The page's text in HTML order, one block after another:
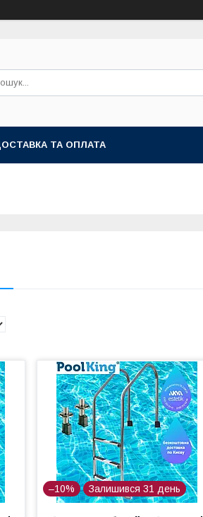
ТА ОПЛАТА
–10% Залишився 31 день